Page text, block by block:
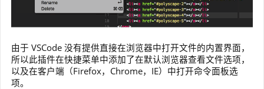
由于 VSCode 没有提供直接在浏览器中打开文件的内置界面，
所以此插件在快捷菜单中添加了在默认浏览器查看文件选项，
以及在客户端（Firefox，Chrome，IE）中打开命令面板选
项。